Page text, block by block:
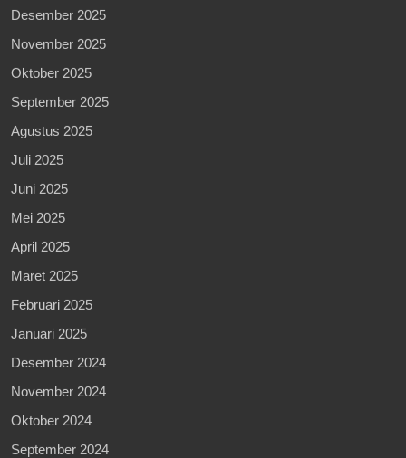
Desember 2025
November 2025
Oktober 2025
September 2025
Agustus 2025
Juli 2025
Juni 2025
Mei 2025
April 2025
Maret 2025
Februari 2025
Januari 2025
Desember 2024
November 2024
Oktober 2024
September 2024